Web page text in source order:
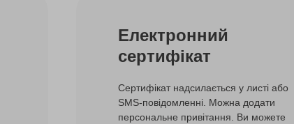
Електронний
сертифікат
Сертифікат надсилається у листі або
SMS-повідомленні. Можна додати
персональне привітання. Ви можете